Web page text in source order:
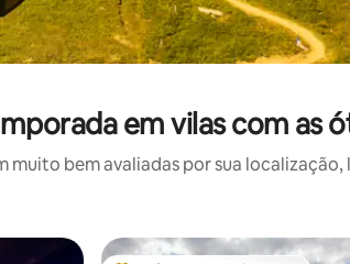
em vilas com as
muito bem avaliadas por sua localização,